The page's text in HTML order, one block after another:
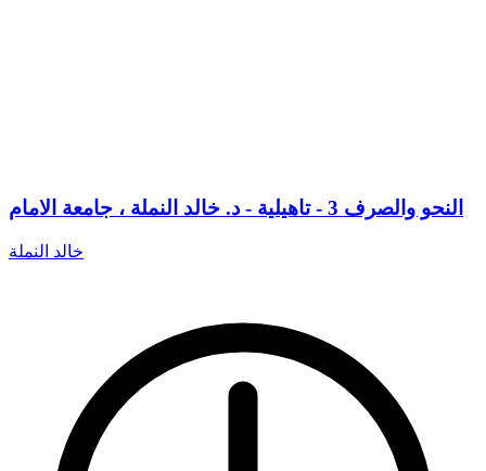
النحو والصرف 3 - تاهيلية - د. خالد النملة ، جامعة الامام
خالد النملة